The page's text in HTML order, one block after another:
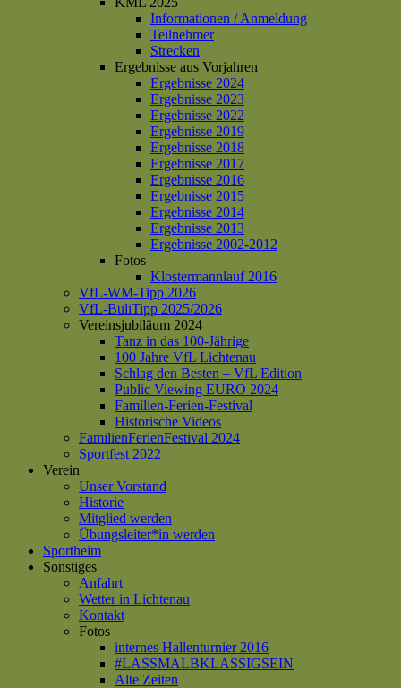
Informationen / Anmeldung
Teilnehmer
Strecken
Ergebnisse aus Vorjahren
Ergebnisse 2024
Ergebnisse 2023
Ergebnisse 2022
Ergebnisse 2019
Ergebnisse 2018
Ergebnisse 2017
Ergebnisse 2016
Ergebnisse 2015
Ergebnisse 2014
Ergebnisse 2013
Ergebnisse 2002-2012
Fotos
Klostermannlauf 2016
VfL-WM-Tipp 2026
VfL-BuliTipp 2025/2026
Vereinsjubiläum 2024
Tanz in das 100-Jährige
100 Jahre VfL Lichtenau
Schlag den Besten – VfL Edition
Public Viewing EURO 2024
Familien-Ferien-Festival
Historische Videos
FamilienFerienFestival 2024
Sportfest 2022
Verein
Unser Vorstand
Historie
Mitglied werden
Übungsleiter*in werden
Sportheim
Sonstiges
Anfahrt
Wetter in Lichtenau
Kontakt
Fotos
internes Hallenturnier 2016
#LASSMALBKLASSIGSEIN
Alte Zeiten